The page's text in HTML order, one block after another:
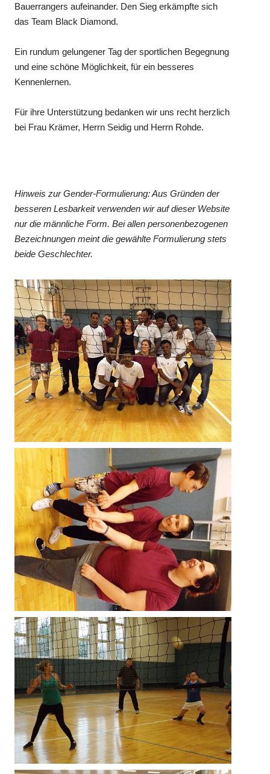
Bauerrangers aufeinander. Den Sieg erkämpfte sich
das Team Black Diamond.
Ein rundum gelungener Tag der sportlichen Begegnung
und eine schöne Möglichkeit, für ein besseres
Kennenlernen.
Für ihre Unterstützung bedanken wir uns recht herzlich
bei Frau Krämer, Herrn Seidig und Herrn Rohde.
Hinweis zur Gender-Formulierung: Aus Gründen der
besseren Lesbarkeit verwenden wir auf dieser Website
nur die männliche Form. Bei allen personenbezogenen
Bezeichnungen meint die gewählte Formulierung stets
beide Geschlechter.